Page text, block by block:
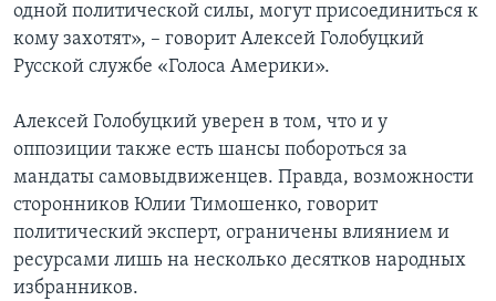
одной политической силы, могут присоединиться к
кому захотят», – говорит Алексей Голобуцкий
Русской службе «Голоса Америки».
Алексей Голобуцкий уверен в том, что и у
оппозиции также есть шансы побороться за
мандаты самовыдвиженцев. Правда, возможности
сторонников Юлии Тимошенко, говорит
политический эксперт, ограничены влиянием и
ресурсами лишь на несколько десятков народных
избранников.